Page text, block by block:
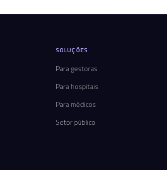
SOLUÇÕES
Para gestoras
Para hospitais
Para médicos
Setor público